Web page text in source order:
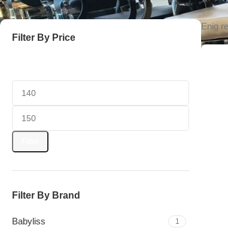
Filter By Price
Filter By Brand
Babyliss 1
Enig